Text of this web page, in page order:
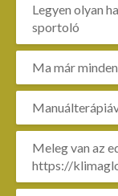
Legyen olyan
sportoló
Ma már
Meleg van az
https://